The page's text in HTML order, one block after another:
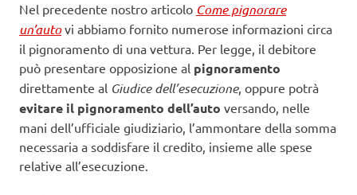
Nel precedente nostro articolo Come pignorare
un’autovi abbiamo fornito numerose informazioni circa
il pignoramento di una vettura. Per legge, il debitore
può presentare opposizione al pignoramento
direttamente al Giudice dell’esecuzione, oppure potrà
evitare il pignoramento dell’auto versando, nelle
mani dell’ufficiale giudiziario, l’ammontare della somma
necessaria a soddisfare il credito, insieme alle spese
relative all’esecuzione.